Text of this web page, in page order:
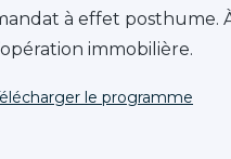
à effet posthume.
immobilière.
le programme